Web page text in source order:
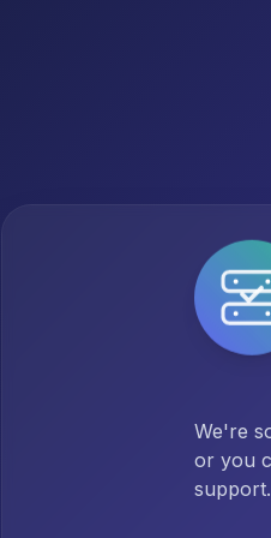
We're
or you
support.